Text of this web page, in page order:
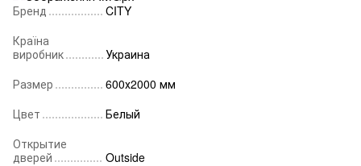
Бренд
CITY
Країна
виробник
Украина
Размер
600х2000 мм
Цвет
Белый
Открытие
дверей
Outside